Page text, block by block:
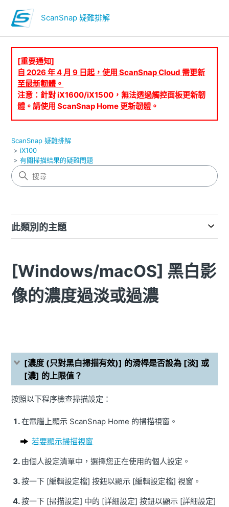
ScanSnap 疑難排解
[重要通知]
自 2026 年 4 月 9 日起，使用 ScanSnap Cloud 需更新
至最新韌體。
注意：針對 iX1600/iX1500，無法透過觸控面板更新韌
體。請使用 ScanSnap Home 更新韌體。
ScanSnap 疑難排解
iX100
有關掃描結果的疑難問題
此類別的主題
[Windows/macOS] 黑白影
像的濃度過淡或過濃
[濃度 (只對黑白掃描有效)] 的滑桿是否設為 [淡] 或
[濃] 的上限值？
按照以下程序檢查掃描設定：
在電腦上顯示 ScanSnap Home 的掃描視窗。
若要顯示掃描視窗
由個人設定清單中，選擇您正在使用的個人設定。
按一下 [編輯設定檔] 按鈕以顯示 [編輯設定檔] 視窗。
按一下 [掃描設定] 中的 [詳細設定] 按鈕以顯示 [詳細設定]